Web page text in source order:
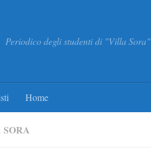
Periodico degli studenti di "Villa Sora"
Home